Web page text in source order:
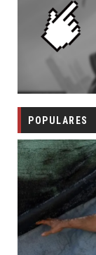
POPULARES